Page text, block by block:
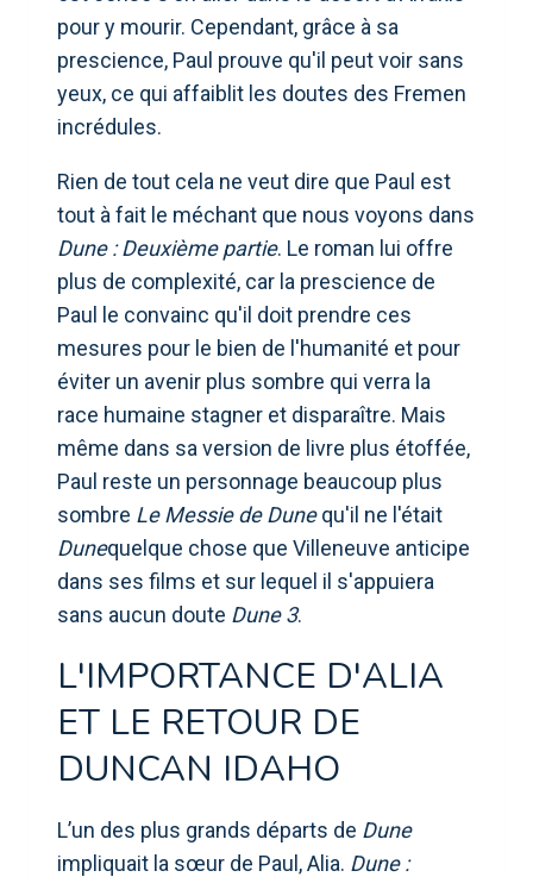
pour y mourir. Cependant, grâce à sa
prescience, Paul prouve qu'il peut voir sans
yeux, ce qui affaiblit les doutes des Fremen
incrédules.
Rien de tout cela ne veut dire que Paul est
tout à fait le méchant que nous voyons dans
Dune : Deuxième partie. Le roman lui offre
plus de complexité, car la prescience de
Paul le convainc qu'il doit prendre ces
mesures pour le bien de l'humanité et pour
éviter un avenir plus sombre qui verra la
race humaine stagner et disparaître. Mais
même dans sa version de livre plus étoffée,
Paul reste un personnage beaucoup plus
sombre Le Messie de Dunequ'il ne l'était
Dunequelque chose que Villeneuve anticipe
dans ses films et sur lequel il s'appuiera
sans aucun doute Dune 3.
L'IMPORTANCE D'ALIA
ET LE RETOUR DE
DUNCAN IDAHO
L’un des plus grands départs de Dune
impliquait la sœur de Paul, Alia. Dune :